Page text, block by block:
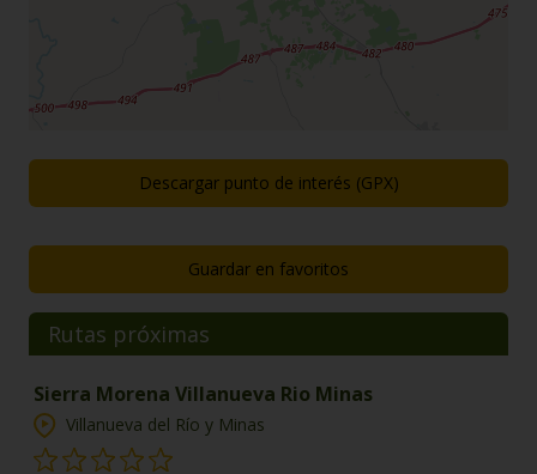
Descargar punto de interés (GPX)
Guardar en favoritos
Rutas próximas
Sierra Morena Villanueva Rio Minas
Villanueva del Río y Minas